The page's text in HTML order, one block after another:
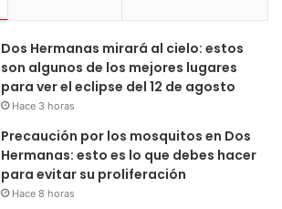
Dos Hermanas mirará al cielo: estos
son algunos de los mejores lugares
para ver el eclipse del 12 de agosto
Hace 3 horas
Precaución por los mosquitos en Dos
Hermanas: esto es lo que debes hacer
para evitar su proliferación
Hace 8 horas